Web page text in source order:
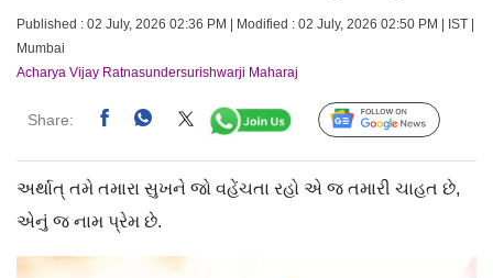
Published : 02 July, 2026 02:36 PM | Modified : 02 July, 2026 02:50 PM | IST |
Mumbai
Acharya Vijay Ratnasundersurishwarji Maharaj
Share: Follow Us
અર્થાત્ તમે તમારા સુખને જો વહેંચતા રહો એ જ તમારી ચાહત છે,
એનું જ નામ પ્રેમ છે.